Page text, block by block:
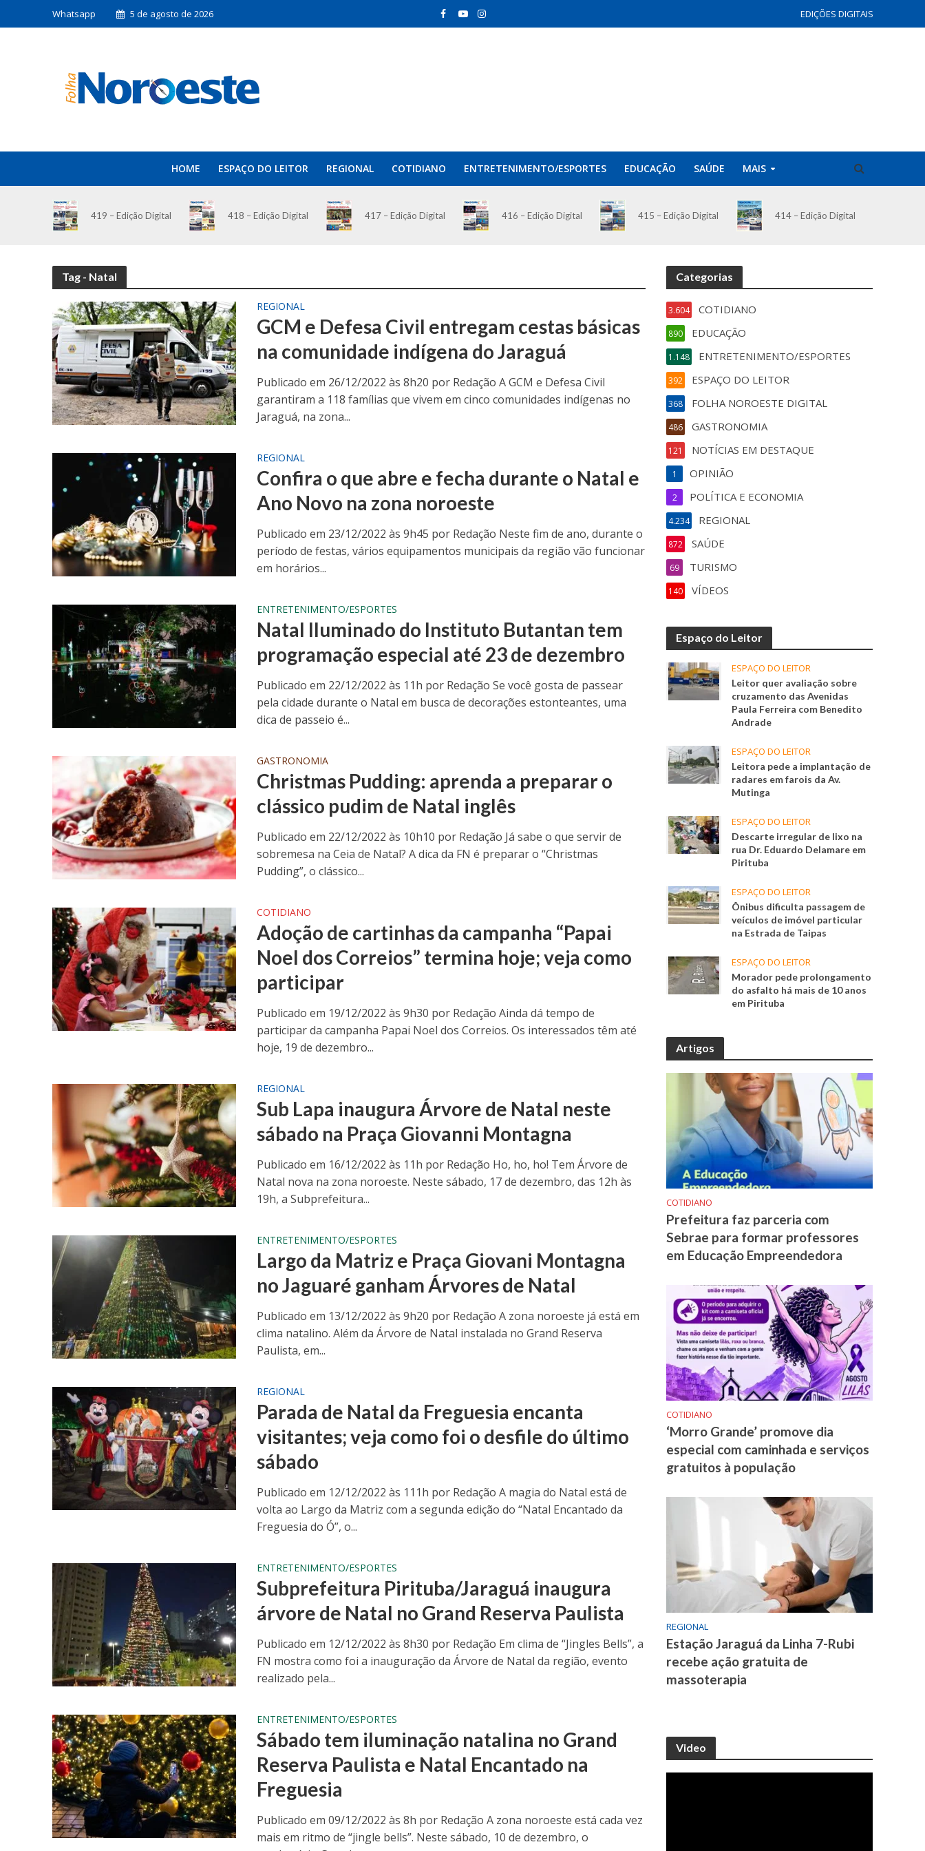
Whatsapp 5 de agosto de 2026 EDIÇÕES DIGITAIS
HOME ESPAÇO DO LEITOR REGIONAL COTIDIANO ENTRETENIMENTO/ESPORTES EDUCAÇÃO SAÚDE MAIS
419 – Edição Digital 418 – Edição Digital 417 – Edição Digital 416 – Edição Digital 415 – Edição Digital 414 – Edição Digital
Tag - Natal
REGIONAL
GCM e Defesa Civil entregam cestas básicas
na comunidade indígena do Jaraguá
Publicado em 26/12/2022 às 8h20 por Redação A GCM e Defesa Civil
garantiram a 118 famílias que vivem em cinco comunidades indígenas no
Jaraguá, na zona...
REGIONAL
Confira o que abre e fecha durante o Natal e
Ano Novo na zona noroeste
Publicado em 23/12/2022 às 9h45 por Redação Neste fim de ano, durante o
período de festas, vários equipamentos municipais da região vão funcionar
em horários...
ENTRETENIMENTO/ESPORTES
Natal Iluminado do Instituto Butantan tem
programação especial até 23 de dezembro
Publicado em 22/12/2022 às 11h por Redação Se você gosta de passear
pela cidade durante o Natal em busca de decorações estonteantes, uma
dica de passeio é...
GASTRONOMIA
Christmas Pudding: aprenda a preparar o
clássico pudim de Natal inglês
Publicado em 22/12/2022 às 10h10 por Redação Já sabe o que servir de
sobremesa na Ceia de Natal? A dica da FN é preparar o “Christmas
Pudding”, o clássico...
COTIDIANO
Adoção de cartinhas da campanha “Papai
Noel dos Correios” termina hoje; veja como
participar
Publicado em 19/12/2022 às 9h30 por Redação Ainda dá tempo de
participar da campanha Papai Noel dos Correios. Os interessados têm até
hoje, 19 de dezembro...
REGIONAL
Sub Lapa inaugura Árvore de Natal neste
sábado na Praça Giovanni Montagna
Publicado em 16/12/2022 às 11h por Redação Ho, ho, ho! Tem Árvore de
Natal nova na zona noroeste. Neste sábado, 17 de dezembro, das 12h às
19h, a Subprefeitura...
ENTRETENIMENTO/ESPORTES
Largo da Matriz e Praça Giovani Montagna
no Jaguaré ganham Árvores de Natal
Publicado em 13/12/2022 às 9h20 por Redação A zona noroeste já está em
clima natalino. Além da Árvore de Natal instalada no Grand Reserva
Paulista, em...
REGIONAL
Parada de Natal da Freguesia encanta
visitantes; veja como foi o desfile do último
sábado
Publicado em 12/12/2022 às 111h por Redação A magia do Natal está de
volta ao Largo da Matriz com a segunda edição do “Natal Encantado da
Freguesia do Ó”, o...
ENTRETENIMENTO/ESPORTES
Subprefeitura Pirituba/Jaraguá inaugura
árvore de Natal no Grand Reserva Paulista
Publicado em 12/12/2022 às 8h30 por Redação Em clima de “Jingles Bells”, a
FN mostra como foi a inauguração da Árvore de Natal da região, evento
realizado pela...
ENTRETENIMENTO/ESPORTES
Sábado tem iluminação natalina no Grand
Reserva Paulista e Natal Encantado na
Freguesia
Publicado em 09/12/2022 às 8h por Redação A zona noroeste está cada vez
mais em ritmo de “jingle bells”. Neste sábado, 10 de dezembro, o
Categorias
COTIDIANO
3.604
EDUCAÇÃO
890
ENTRETENIMENTO/ESPORTES
1.148
ESPAÇO DO LEITOR
392
FOLHA NOROESTE DIGITAL
368
GASTRONOMIA
486
NOTÍCIAS EM DESTAQUE
121
OPINIÃO
1
POLÍTICA E ECONOMIA
2
REGIONAL
4.234
SAÚDE
872
TURISMO
69
VÍDEOS
140
Espaço do Leitor
ESPAÇO DO LEITOR
Leitor quer avaliação sobre
cruzamento das Avenidas
Paula Ferreira com Benedito
Andrade
ESPAÇO DO LEITOR
Leitora pede a implantação de
radares em farois da Av.
Mutinga
ESPAÇO DO LEITOR
Descarte irregular de lixo na
rua Dr. Eduardo Delamare em
Pirituba
ESPAÇO DO LEITOR
Ônibus dificulta passagem de
veículos de imóvel particular
na Estrada de Taipas
ESPAÇO DO LEITOR
Morador pede prolongamento
do asfalto há mais de 10 anos
em Pirituba
Artigos
COTIDIANO
Prefeitura faz parceria com
Sebrae para formar professores
em Educação Empreendedora
COTIDIANO
‘Morro Grande’ promove dia
especial com caminhada e serviços
gratuitos à população
REGIONAL
Estação Jaraguá da Linha 7-Rubi
recebe ação gratuita de
massoterapia
Video